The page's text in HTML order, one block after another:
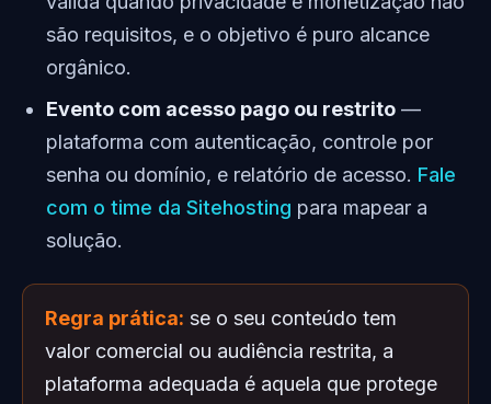
são requisitos, e o objetivo é puro alcance
orgânico.
Evento com acesso pago ou restrito —
plataforma com autenticação, controle por
senha ou domínio, e relatório de acesso. Fale
com o time da Sitehosting para mapear a
solução.
Regra prática: se o seu conteúdo tem
valor comercial ou audiência restrita, a
plataforma adequada é aquela que protege